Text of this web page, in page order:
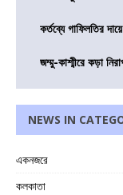
কর্তব্যে গাফিলতির
জম্মু-কাশ্মীরে কড়া
NEWS IN
একনজরে
কলকাতা